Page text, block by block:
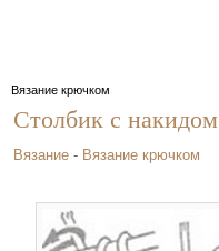
Вязание крючком
Столбик с накидом
Вязание - Вязание крючком